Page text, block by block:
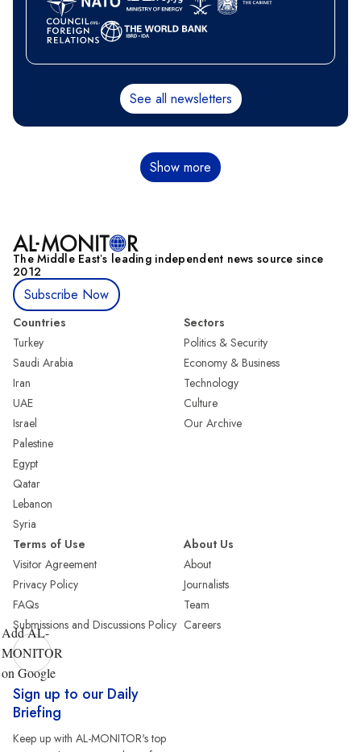
See all newsletters
Show more
The Middle Eastʼs leading independent news source since
2012
Subscribe Now
Countries
Turkey
Saudi Arabia
Iran
UAE
Israel
Palestine
Egypt
Qatar
Lebanon
Syria
Sectors
Politics & Security
Economy & Business
Technology
Culture
Our Archive
Terms of Use
Visitor Agreement
Privacy Policy
FAQs
Submissions and Discussions Policy
About Us
About
Journalists
Team
Careers
Add AL-
MONITOR
on Google
Sign up to our Daily
Briefing
Keep up with AL-MONITOR's top